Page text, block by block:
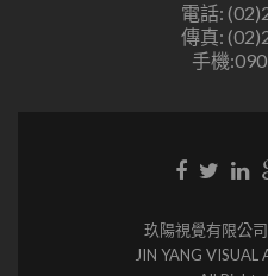
電話:
傳真:
手機
玖陽視覺有限公
JIN YANG VISUAL